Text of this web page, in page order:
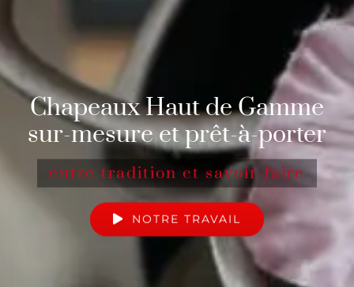
Chapeaux Haut de Gamme
sur-mesure et prêt-à-porter
entre tradition et savoir-faire
NOTRE TRAVAIL